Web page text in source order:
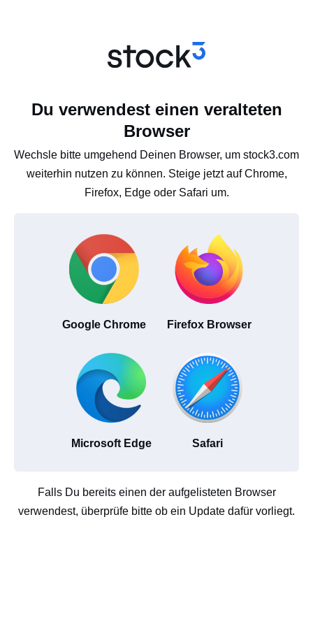
Du verwendest einen veralteten
Browser
Wechsle bitte umgehend Deinen Browser, um stock3.com
weiterhin nutzen zu können. Steige jetzt auf Chrome,
Firefox, Edge oder Safari um.
Google Chrome Firefox Browser
Microsoft Edge Safari
Falls Du bereits einen der aufgelisteten Browser
verwendest, überprüfe bitte ob ein Update dafür vorliegt.